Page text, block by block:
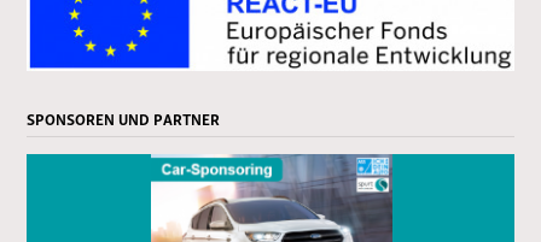
SPONSOREN UND PARTNER